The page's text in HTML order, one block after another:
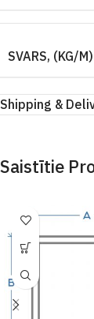
SVARS, (KG/M)
Shipping &
Saistītie